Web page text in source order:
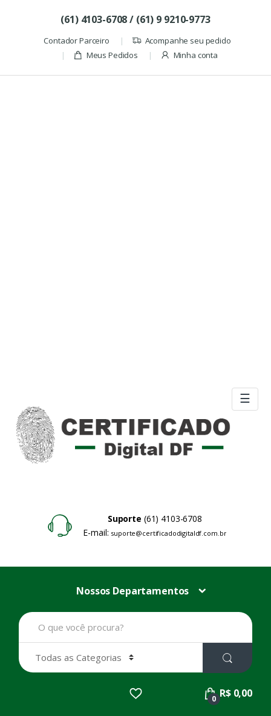
(61) 4103-6708 / (61) 9 9210-9773
Contador Parceiro
Acompanhe seu pedido
Meus Pedidos
Minha conta
☰
Suporte (61) 4103-6708
E-mail: suporte@certificadodigitaldf.com.br
Nossos Departamentos
B
u
a
r
0 R$ 0,00